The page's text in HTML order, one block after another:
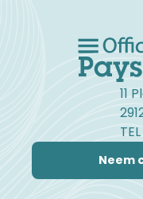
11
Neem